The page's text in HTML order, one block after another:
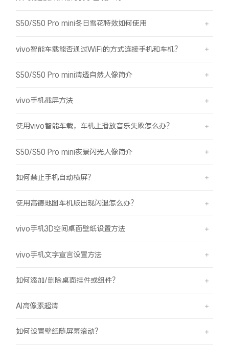
S50/S50 Pro mini冬日雪花特效如何使用
vivo智能车载能否通过WiFi的方式连接手机和车机？
S50/S50 Pro mini清透自然人像简介
vivo手机截屏方法
使用vivo智能车载，车机上播放音乐失败怎么办？
S50/S50 Pro mini夜景闪光人像简介
如何禁止手机自动横屏？
使用高德地图车机版出现闪退怎么办？
vivo手机3D空间桌面壁纸设置方法
vivo手机文字宣言设置方法
如何添加/删除桌面挂件或组件？
AI高像素超清
如何设置壁纸随屏幕滚动？